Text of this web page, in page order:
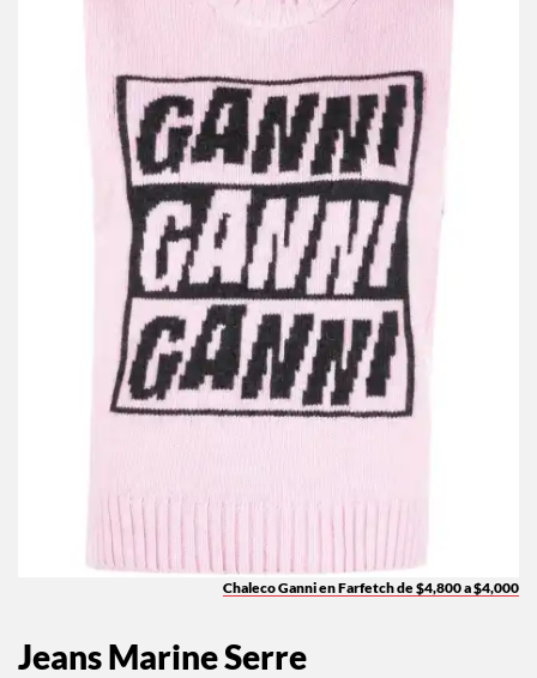
Chaleco Ganni en Farfetch de $4,800 a $4,000
Jeans Marine Serre